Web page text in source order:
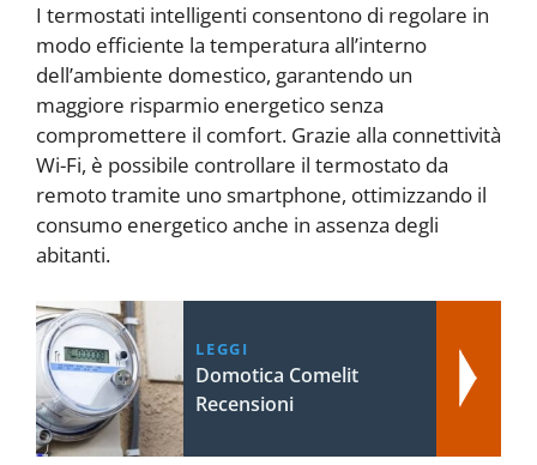
I termostati intelligenti consentono di regolare in
modo efficiente la temperatura all’interno
dell’ambiente domestico, garantendo un
maggiore risparmio energetico senza
compromettere il comfort. Grazie alla connettività
Wi-Fi, è possibile controllare il termostato da
remoto tramite uno smartphone, ottimizzando il
consumo energetico anche in assenza degli
abitanti.
LEGGI
Domotica Comelit
Recensioni